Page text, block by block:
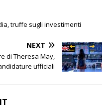
truffe sugli investimenti
NEXT
di Theresa May,
ufficiali